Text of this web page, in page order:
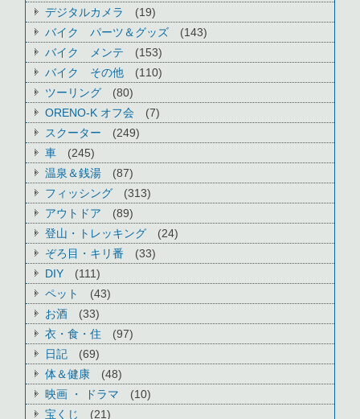
デジタルカメラ
(19)
バイク パーツ＆グッズ
(143)
バイク メンテ
(153)
バイク その他
(110)
ツーリング
(80)
ORENO-K オフ会
(7)
スクーター
(249)
車
(245)
温泉＆銭湯
(87)
フィッシング
(313)
アウトドア
(89)
登山・トレッキング
(24)
ぞろ目・キリ番
(33)
DIY
(111)
ペット
(43)
お酒
(33)
衣・食・住
(97)
日記
(69)
体＆健康
(48)
映画 ・ ドラマ
(10)
宝くじ
(21)